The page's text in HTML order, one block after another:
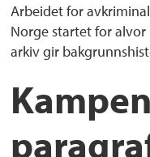
Arbeidet for
Norge startet for alvor
arkiv gir